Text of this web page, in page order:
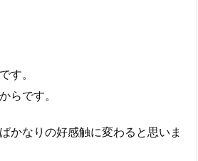
す。
らです。
かなりの好感触に変わると思いま